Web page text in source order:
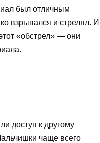
был отличным
взрывался и стрелял. И
«обстрел» — они
доступ к другому
чаще всего